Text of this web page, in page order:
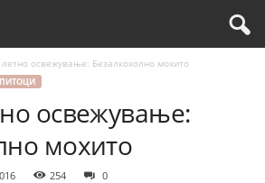
освежување: Безалкохолно мохито
освежување:
мохито
254 0